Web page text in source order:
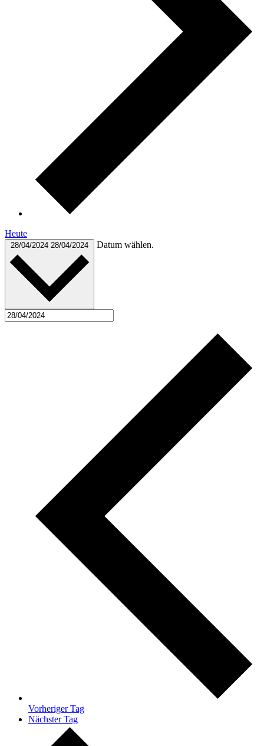
Heute
28/04/2024 28/04/2024 Datum wählen.
Vorheriger Tag
Nächster Tag